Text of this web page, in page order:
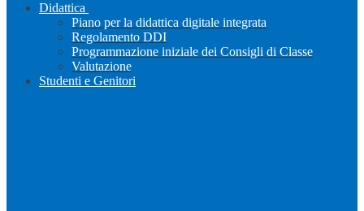
Didattica
Piano per la didattica digitale integrata
Regolamento DDI
Programmazione iniziale dei Consigli di Classe
Valutazione
Studenti e Genitori